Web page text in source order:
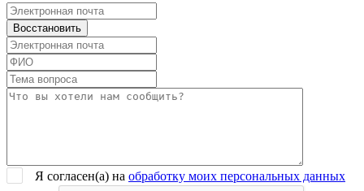
Я согласен(a) на обработку моих персональных данных